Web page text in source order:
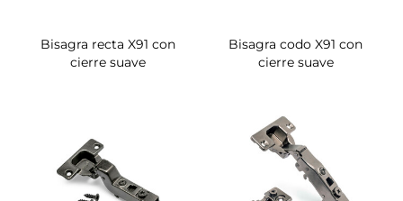
Bisagra recta X91 con
cierre suave
Bisagra codo X91 con
cierre suave